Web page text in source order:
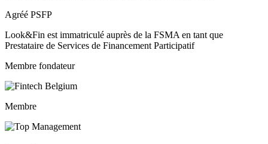
Agréé PSFP
Look&Fin est immatriculé auprès de la FSMA en tant que
Prestataire de Services de Financement Participatif
Membre fondateur
Membre